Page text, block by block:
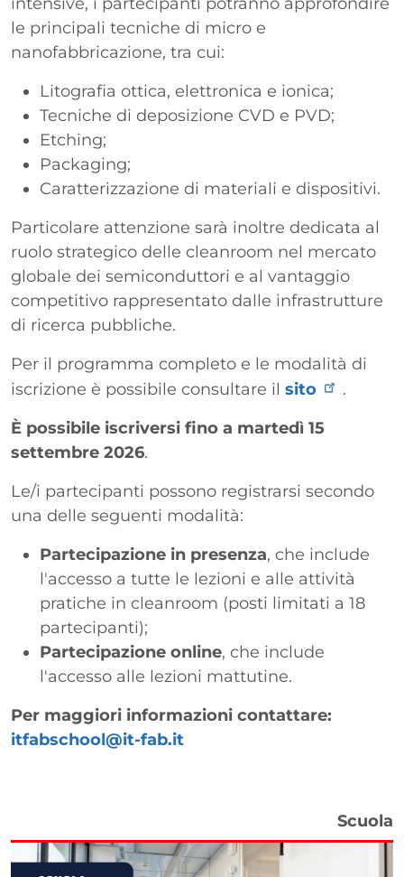
le principali tecniche di micro e
nanofabbricazione, tra cui:
Litografia ottica, elettronica e ionica;
Tecniche di deposizione CVD e PVD;
Etching;
Packaging;
Caratterizzazione di materiali e dispositivi.
Particolare attenzione sarà inoltre dedicata al
ruolo strategico delle cleanroom nel mercato
globale dei semiconduttori e al vantaggio
competitivo rappresentato dalle infrastrutture
di ricerca pubbliche.
Per il programma completo e le modalità di
iscrizione è possibile consultare il sito
.
È possibile iscriversi fino a martedì 15
settembre 2026.
Le/i partecipanti possono registrarsi secondo
una delle seguenti modalità:
Partecipazione in presenza, che include
l'accesso a tutte le lezioni e alle attività
pratiche in cleanroom (posti limitati a 18
partecipanti);
Partecipazione online, che include
l'accesso alle lezioni mattutine.
Per maggiori informazioni contattare:
itfabschool@it-fab.it
Scuola
Immagine